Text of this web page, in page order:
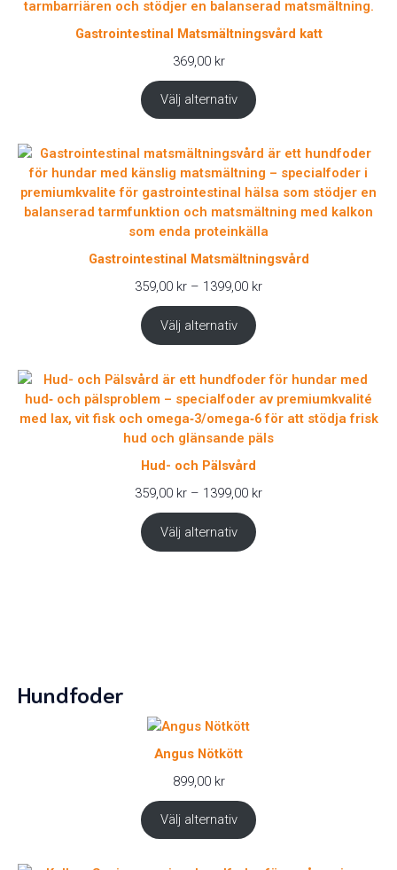
Gastrointestinal Matsmältningsvård katt
369,00 kr
Välj alternativ
Gastrointestinal Matsmältningsvård
359,00 kr – 1399,00 krPrisintervall:
Välj alternativ
Hud- och Pälsvård
359,00 kr – 1399,00 krPrisintervall:
Välj alternativ
Hundfoder
Angus Nötkött
899,00 kr
Välj alternativ